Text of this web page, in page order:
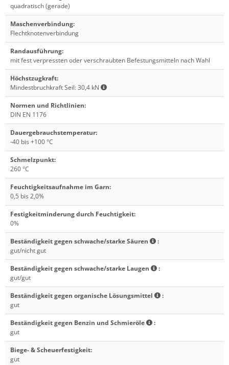
quadratisch (gerade)
Maschenverbindung:
Flechtknotenverbindung
Randausführung:
mit fest verpressten oder verschraubten Befestungsmitteln nach Wahl
Höchstzugkraft:
Mindestbruchkraft Seil: 30,4 kN
Normen und Richtlinien:
DIN EN 1176
Dauergebrauchstemperatur:
-40 bis +100 °C
Schmelzpunkt:
260 °C
Feuchtigkeitsaufnahme im Garn:
0,5 bis 2,0%
Festigkeitminderung durch Feuchtigkeit:
0%
Beständigkeit gegen schwache/starke Säuren
:
gut/nicht gut
Beständigkeit gegen schwache/starke Laugen
:
gut/gut
Beständigkeit gegen organische Lösungsmittel
:
gut
Beständigkeit gegen Benzin und Schmieröle
:
gut
Biege- & Scheuerfestigkeit:
gut